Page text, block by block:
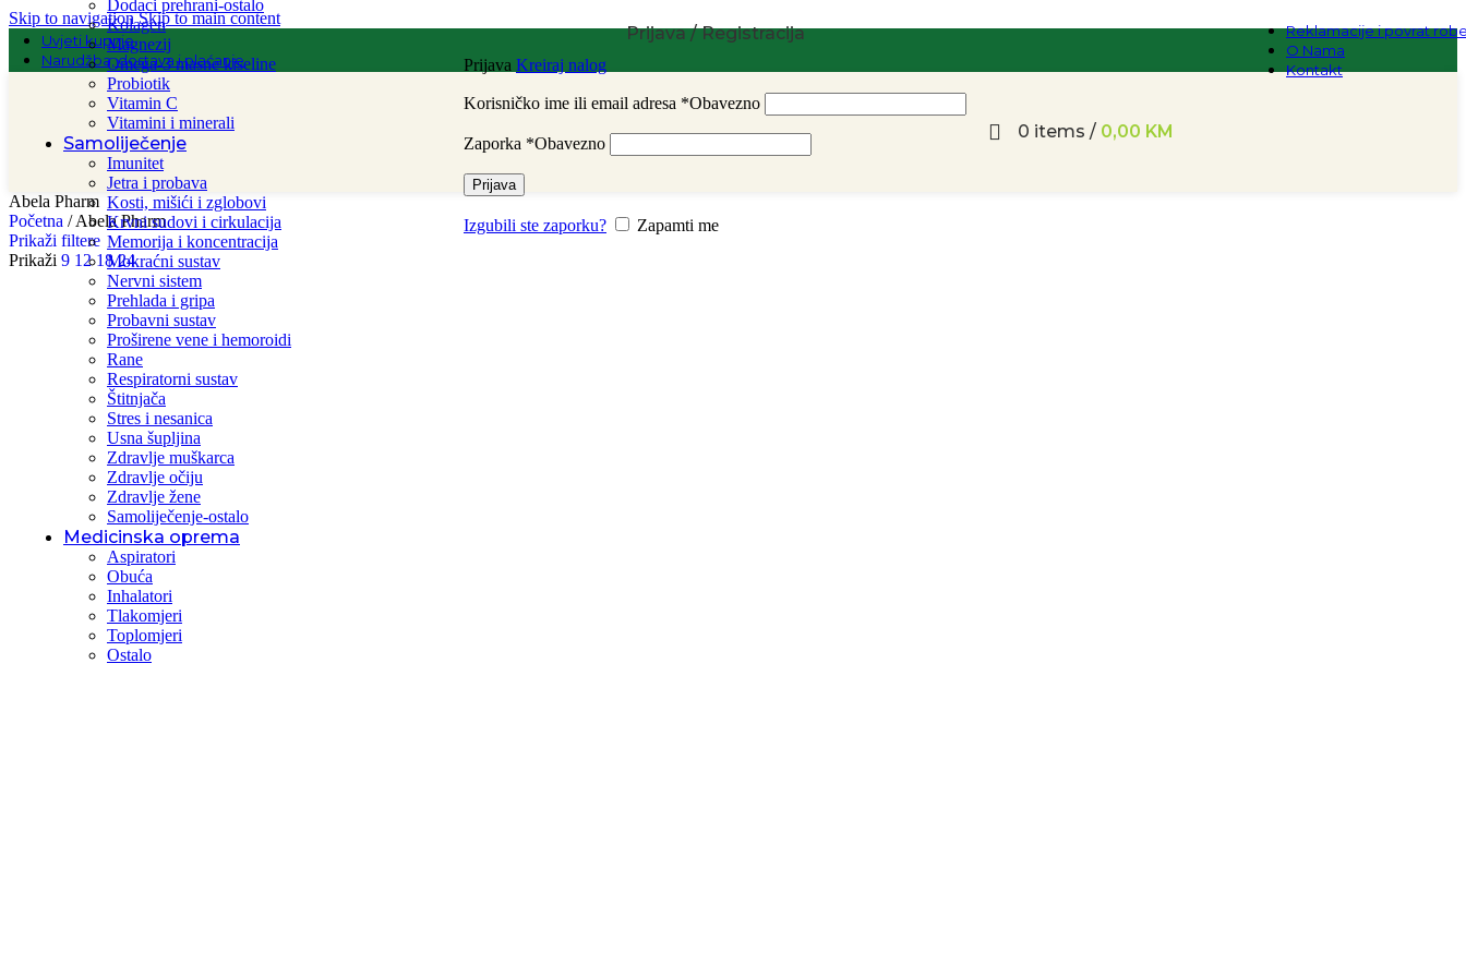
Skip to navigationSkip to main content
Uvjeti kupnje
Narudžba, dostava i plaćanje
Reklamacije i povrat
O Nama
Kontakt
Dodaci prehrani-ostalo
Kolagen
Magnezij
Omega-3 masne kiseline
Probiotik
Vitamin C
Vitamini i minerali
Samoliječenje
Imunitet
Jetra i probava
Kosti, mišići i zglobovi
Krvni sudovi i cirkulacija
Memorija i koncentracija
Mokraćni sustav
Nervni sistem
Prehlada i gripa
Probavni sustav
Proširene vene i hemoroidi
Rane
Respiratorni sustav
Štitnjača
Stres i nesanica
Usna šupljina
Zdravlje muškarca
Zdravlje očiju
Zdravlje žene
Samoliječenje-ostalo
Medicinska oprema
Aspiratori
Obuća
Inhalatori
Tlakomjeri
Toplomjeri
Ostalo
Prijava / Registracija
Prijava Kreiraj nalog
Korisničko ime ili email adresa *Obavezno
Zaporka *Obavezno
Prijava
Izgubili ste zaporku? Zapamti me
0 items / 0,00 KM
Abela Pharm
Početna / Abela Pharm
Prikaži filtere
Prikaži 9 121824